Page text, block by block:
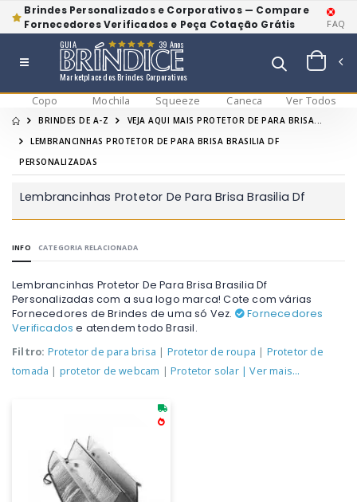
Brindes Personalizados e Corporativos — Compare
Fornecedores Verificados e Peça Cotação Grátis
FAQ
Marketplace dos Brindes Corporativos
GUIA 39 Anos
Copo Mochila Squeeze Caneca Ver Todos
BRINDES DE A-Z
VEJA AQUI MAIS PROTETOR DE PARA BRISA...
LEMBRANCINHAS PROTETOR DE PARA BRISA BRASILIA DF
PERSONALIZADAS
Lembrancinhas Protetor De Para Brisa Brasilia Df
INFO CATEGORIA RELACIONADA
Lembrancinhas Protetor De Para Brisa Brasilia Df
Personalizadas com a sua logo marca! Cote com várias
Fornecedores de Brindes de uma só Vez.
Fornecedores
Verificados e atendem todo Brasil.
Filtro: Protetor de para brisa | Protetor de roupa | Protetor de
tomada | protetor de webcam |Protetor solar | Ver mais...